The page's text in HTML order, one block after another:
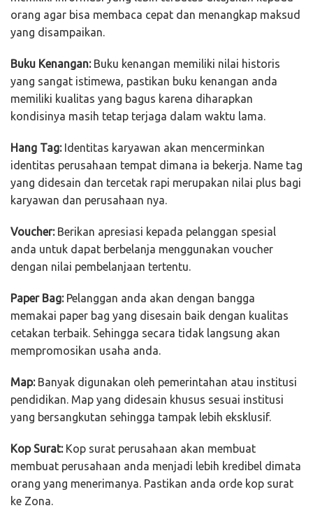
orang agar bisa membaca cepat dan menangkap maksud
yang disampaikan.
Buku Kenangan:Buku kenangan memiliki nilai historis
yang sangat istimewa, pastikan buku kenangan anda
memiliki kualitas yang bagus karena diharapkan
kondisinya masih tetap terjaga dalam waktu lama.
Hang Tag:Identitas karyawan akan mencerminkan
identitas perusahaan tempat dimana ia bekerja. Name tag
yang didesain dan tercetak rapi merupakan nilai plus bagi
karyawan dan perusahaan nya.
Voucher:Berikan apresiasi kepada pelanggan spesial
anda untuk dapat berbelanja menggunakan voucher
dengan nilai pembelanjaan tertentu.
Paper Bag:Pelanggan anda akan dengan bangga
memakai paper bag yang disesain baik dengan kualitas
cetakan terbaik. Sehingga secara tidak langsung akan
mempromosikan usaha anda.
Map:Banyak digunakan oleh pemerintahan atau institusi
pendidikan. Map yang didesain khusus sesuai institusi
yang bersangkutan sehingga tampak lebih eksklusif.
Kop Surat:Kop surat perusahaan akan membuat
membuat perusahaan anda menjadi lebih kredibel dimata
orang yang menerimanya. Pastikan anda orde kop surat
ke Zona.